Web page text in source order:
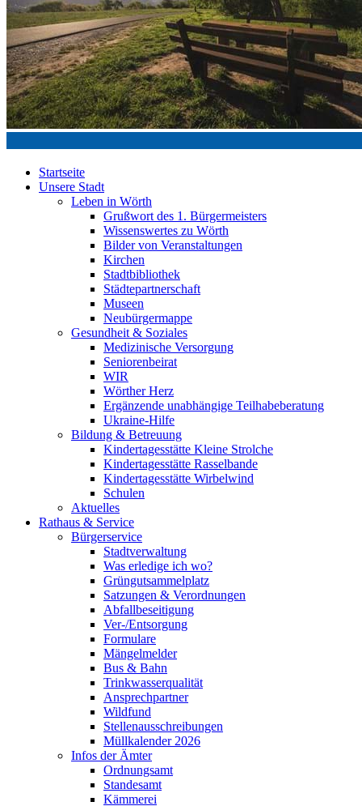
Startseite
Unsere Stadt
Leben in Wörth
Grußwort des 1. Bürgermeisters
Wissenswertes zu Wörth
Bilder von Veranstaltungen
Kirchen
Stadtbibliothek
Städtepartnerschaft
Museen
Neubürgermappe
Gesundheit & Soziales
Medizinische Versorgung
Seniorenbeirat
WIR
Wörther Herz
Ergänzende unabhängige Teilhabeberatung
Ukraine-Hilfe
Bildung & Betreuung
Kindertagesstätte Kleine Strolche
Kindertagesstätte Rasselbande
Kindertagesstätte Wirbelwind
Schulen
Aktuelles
Rathaus & Service
Bürgerservice
Stadtverwaltung
Was erledige ich wo?
Grüngutsammelplatz
Satzungen & Verordnungen
Abfallbeseitigung
Ver-/Entsorgung
Formulare
Mängelmelder
Bus & Bahn
Trinkwasserqualität
Ansprechpartner
Wildfund
Stellenausschreibungen
Müllkalender 2026
Infos der Ämter
Ordnungsamt
Standesamt
Kämmerei